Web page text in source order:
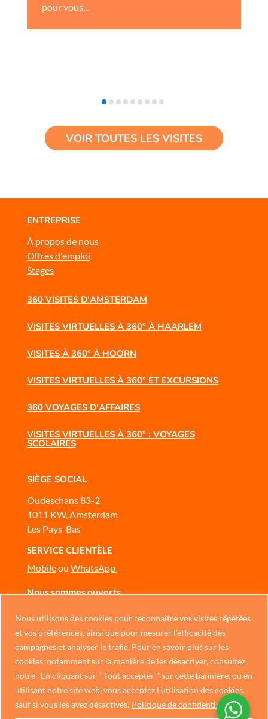
Nous utilisons des cookies pour reconnaître vos visites répétées
et vos préférences, ainsi que pour mesurer l'efficacité des
campagnes et analyser le trafic. Pour en savoir plus sur les
cookies, notamment sur la manière de les désactiver, consultez
notre . En cliquant sur " Tout accepter " sur cette bannière, ou en
utilisant notre site web, vous acceptez l'utilisation des cookies,
sauf si vous les avez désactivés. Politique de confidentialité
pour vous...
VOIR TOUTES LES VISITES
ENTREPRISE
À propos de nous
Offres d'emploi
Stages
360 VISITES D'AMSTERDAM
VISITES VIRTUELLES À 360° À HAARLEM
VISITES À 360° À HOORN
VISITES VIRTUELLES À 360° ET EXCURSIONS
360 VOYAGES D'AFFAIRES
VISITES VIRTUELLES À 360° : VOYAGES
SCOLAIRES
SIÈGE SOCIAL
Oudeschans 83-2
1011 KW, Amsterdam
Les Pays-Bas
SERVICE CLIENTÈLE
Mobileou WhatsApp
Nous sommes ouverts
NOUS CONTACTER
Politique de confidentialité
Spanish
Portuguese
Italian
German
Chinese